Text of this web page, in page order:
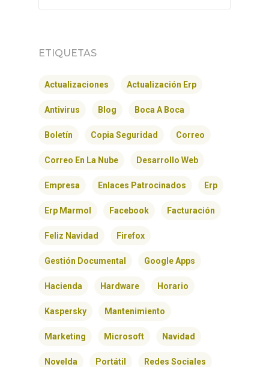
ETIQUETAS
Actualizaciones Actualización Erp
Antivirus Blog Boca A Boca
Boletín Copia Seguridad Correo
Correo En La Nube Desarrollo Web
Empresa Enlaces Patrocinados Erp
Erp Marmol Facebook Facturación
Feliz Navidad Firefox
Gestión Documental Google Apps
Hacienda Hardware Horario
Kaspersky Mantenimiento
Marketing Microsoft Navidad
Novelda Portátil Redes Sociales